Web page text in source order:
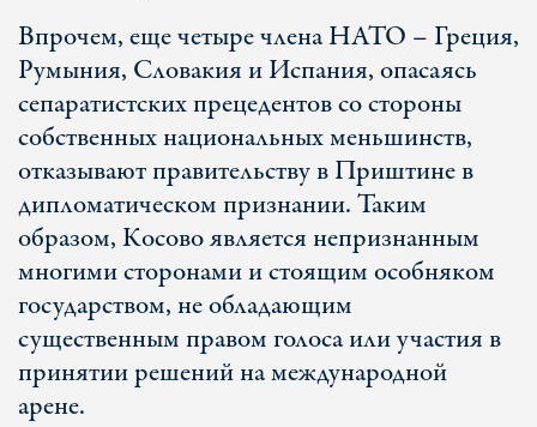
Впрочем, еще четыре члена НАТО – Греция,
Румыния, Словакия и Испания, опасаясь
сепаратистских прецедентов со стороны
собственных национальных меньшинств,
отказывают правительству в Приштине в
дипломатическом признании. Таким
образом, Косово является непризнанным
многими сторонами и стоящим особняком
государством, не обладающим
существенным правом голоса или участия в
принятии решений на международной
арене.